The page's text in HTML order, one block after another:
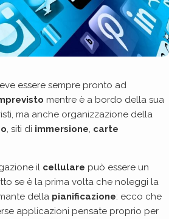
essere sempre pronto ad
mentre è a bordo della sua
ma anche organizzazione della
, siti di immersione carte
il cellulare può essere un
se è la prima volta che noleggi la
della pianificazione: ecco che
applicazioni pensate proprio per